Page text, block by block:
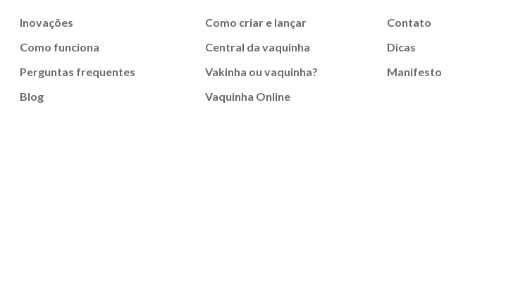
Inovações
Como funciona
Perguntas frequentes
Blog
Como criar e lançar
Central da vaquinha
Vakinha ou vaquinha?
Vaquinha Online
Contato
Dicas
Manifesto